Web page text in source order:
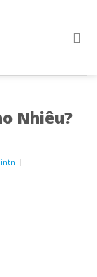
Nhiêu?